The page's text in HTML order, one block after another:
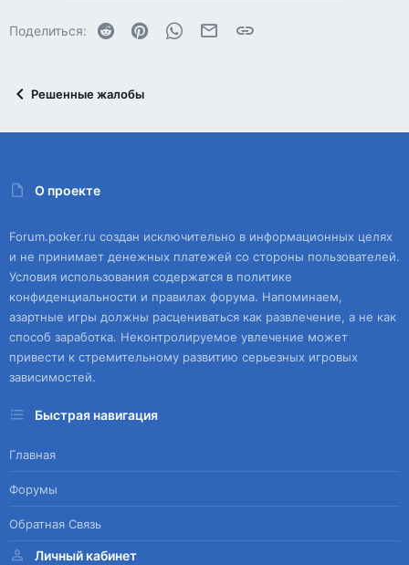
Поделиться: Reddit PinterestWhatsAppЭлектронная почта
Ссылка
Решенные жалобы
О проекте
Forum.poker.ru создан исключительно в информационных целях
и не принимает денежных платежей со стороны пользователей.
Условия использования содержатся в политике
конфиденциальности и правилах форума. Напоминаем,
азартные игры должны расцениваться как развлечение, а не как
способ заработка. Неконтролируемое увлечение может
привести к стремительному развитию серьезных игровых
зависимостей.
Быстрая навигация
Главная
Форумы
Обратная Связь
Личный кабинет